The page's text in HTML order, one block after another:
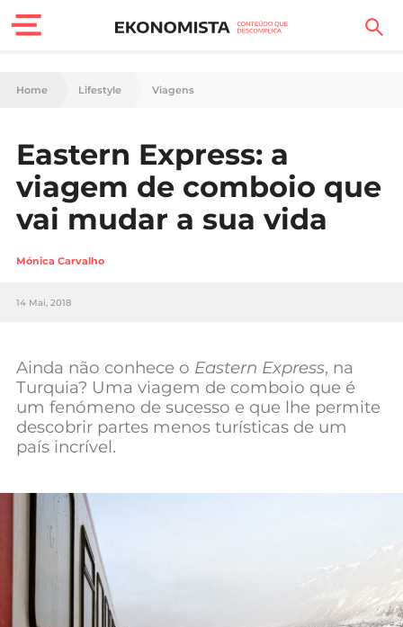
Finanças Pessoais
Carreira
Casa
Lifestyle
Sociedade
Negócios
Mundial 2026
Home Lifestyle Viagens
Eastern Express: a
viagem de comboio que
vai mudar a sua vida
Mónica Carvalho
14 Mai, 2018
Ainda não conhece o Eastern Express, na
Turquia? Uma viagem de comboio que é
um fenómeno de sucesso e que lhe permite
descobrir partes menos turísticas de um
país incrível.